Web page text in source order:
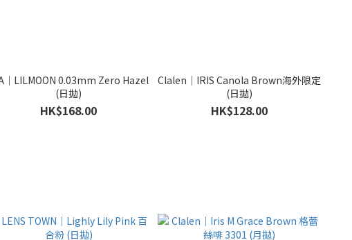
｜LILMOON 0.03mm Zero Hazel
(日拋)
HK$168.00
Clalen｜IRIS Canola Brown海外限定
(日拋)
HK$128.00